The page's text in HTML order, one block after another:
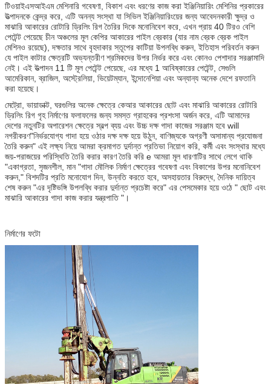
টিওয়াইএসআইএম মেশিনারি গবেষণা, বিকাশ এবং ধরণের কাজ করা ইঞ্জিনিয়ারিং মেশিনির প্রকারের
উত্পাদনকে কেন্দ্র করে, এটি অনন্য সংস্থা যা সিভিল ইঞ্জিনিয়ারিংয়ের জন্য আবেদনকারী ক্ষুদ্র ও
মাঝারি আকারের রোটারি ড্রিলিং রিগ তৈরির দিকে মনোনিবেশ করে, এখন প্রায় 40 টিরও বেশি
পেটেন্ট পেয়েছে চীন অঞ্চলের মূল কেপির আকারের পাইল ব্রেকার (যার নাম ব্রেক ব্রেক পাইল
মেশিনও রয়েছে), দক্ষতার সাথে বৃহদাকার স্তূপের কাটিয়া উপলব্ধি করুন, ইতিহাস পরিবর্তন করুন
যে পাইল কাটার ক্ষেত্রটি অভ্যন্তরীণ শ্রমিকদের উপর নির্ভর করে এবং কোনও পেশাদার সরঞ্জামাদি
নেই। এই উত্পাদন 11 টি মূল পেটেন্ট পেয়েছে, এর মধ্যে 1 আবিষ্কারের পেটেন্ট, সেগুলি
আমেরিকান, ব্রাজিল, অস্ট্রেলিয়া, ভিয়েটম্যান, ইন্দোনেশিয়া এবং অন্যান্য অনেক দেশে রফতানি
করা হয়েছে।
মেট্রো, ভায়াডাক্ট, ঘরগুলির অনেক ক্ষেত্রে কেআর আকারের ছোট এবং মাঝারি আকারের রোটারি
ড্রিলিং রিগ গৃহ নির্মাণের ফলাফলের জন্য সমস্ত গ্রাহকের প্রশংসা অর্জন করে, এটি আমাদের
দেশের নতুনটির অপারেশন ক্ষেত্রে স্বল্প ব্যয় এবং উচ্চ দক্ষ গাদা কাজের সরঞ্জাম হবে will
নগরীকরণ"নির্ভরযোগ্য গাদা হয়ে ওঠার দক্ষ দক্ষ হয়ে উঠুন, বাণিজ্যকে অগ্রণী অসামান্য প্রযোজনা
তৈরি করুন" এই লক্ষ্য নিয়ে আমরা ক্রমাগত দুর্দান্ত প্রতিভা নিয়োগ করি, কর্মী এবং সংস্থার মধ্যে
জয়-পরাজয়ের পরিস্থিতি তৈরি করার কারণ তৈরি করি e আমরা মূল ধারণাটির সাথে লেগে থাকি
"একাগ্রতা, সৃজনশীল, মান "গাদা মৌলিক নির্মাণ ক্ষেত্রের গবেষণা এবং বিকাশের উপর মনোনিবেশ
করুন," বিশদটির প্রতি মনোযোগ দিন, উন্নতি করতে হবে, অসহায়তার বিরুদ্ধে, দৈনিক দায়িত্ব
শেষ করুন "এর দৃষ্টিভঙ্গি উপলব্ধি করার দুর্দান্ত প্রচেষ্টা করে" এর পেসমেকার হয়ে ওঠে " ছোট এবং
মাঝারি আকারের গাদা কাজ করার যন্ত্রপাতি "।
নির্মাণের ফটো